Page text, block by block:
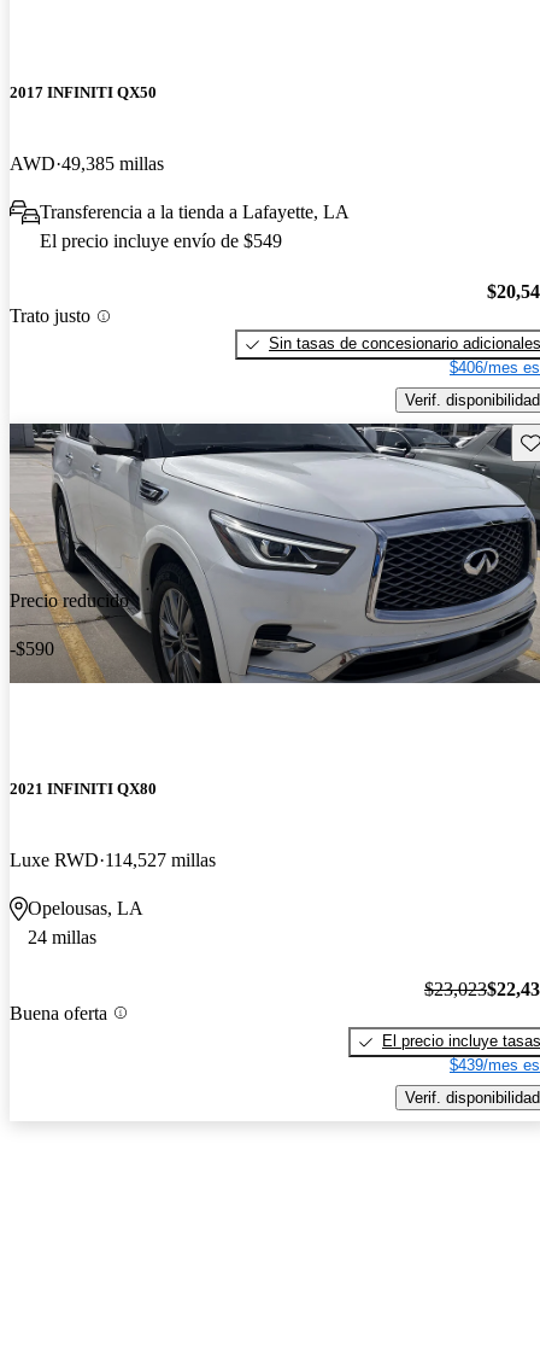
2017 INFINITI QX50
AWD 49,385 millas
Transferencia a la tienda a Lafayette, LA
El precio incluye envío de $549
Trato justo
Sin tasas de concesionario adicionales
$406/mes
Verif. disponibilidad
Precio reducido
-$590
2021 INFINITI QX80
Luxe RWD 114,527 millas
Opelousas, LA
24 millas
Buena oferta
$23,023
El precio incluye tasas
$439/mes
Verif. disponibilidad